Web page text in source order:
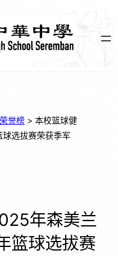
荣誉榜 > 本校篮球健
选拔赛荣获季军
年森美兰
篮球选拔赛